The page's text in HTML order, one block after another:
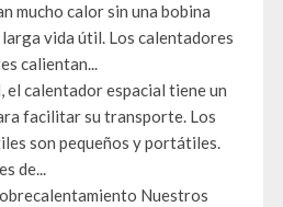
mucho calor sin una bobina
vida útil. Los calentadores
calientan...
calentador espacial tiene un
facilitar su transporte. Los
son pequeños y portátiles.
de...
Nuestros